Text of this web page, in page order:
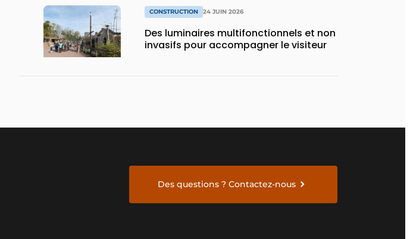
CONSTRUCTION 24 JUIN 2026
Des luminaires multifonctionnels et non
invasifs pour accompagner le visiteur
Des questions ? Contactez-nous